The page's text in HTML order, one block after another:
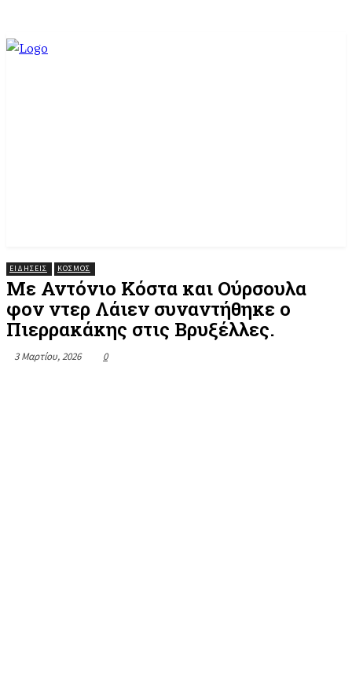
ΕΙΔΗΣΕΙΣ ΚΌΣΜΟΣ
Mε Αντόνιο Κόστα και Ούρσουλα
φον ντερ Λάιεν συναντήθηκε ο
Πιερρακάκης στις Βρυξέλλες.
3 Μαρτίου, 2026 0